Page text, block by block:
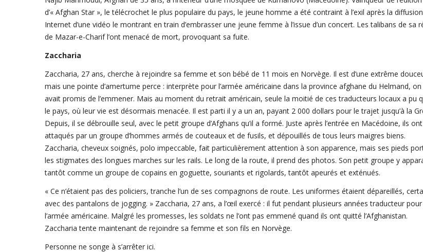
d’« Afghan Star », le télécrochet le plus populaire du pays, le jeune homme a été contraint à l’exil après la
Internet d’une vidéo le montrant en train d’embrasser une jeune femme à l’issue d’un concert. Les talibans de sa
de Mazar-e-Charif l’ont menacé de mort, provoquant sa fuite.
Zaccharia
Zaccharia, 27 ans, cherche à rejoindre sa femme et son bébé de 11 mois en Norvège. Il est d’une extrême
mais une pointe d’amertume perce : interprète pour l’armée américaine dans la province afghane du Helmand, on
avait promis de l’emmener. Mais au moment du retrait américain, seule la moitié de ces traducteurs locaux a pu
le pays, où leur vie est désormais menacée. Il est parti il y a un an, payant 2 000 dollars pour le trajet jusqu’à la
Depuis, il se débrouille seul, avec le petit groupe d’Afghans qu’il a formé. Juste après l’entrée en Macédoine, ils
attaqués par un groupe d’hommes armés de couteaux et de fusils, et dépouillés de tous leurs maigres biens.
Zaccharia, cheveux soignés, polo impeccable, fait particulièrement attention à son apparence, mais ses pieds
les stigmates des longues marches sur les rails. Le long de la route, il prend des photos. Son petit groupe y
tantôt comme un groupe de copains en goguette, souriants et rigolards, tantôt apeurés et exténués.
« Ce n’étaient pas des policiers, tranche l’un de ses compagnons de route. Les uniformes étaient dépareillés,
avec des pantalons de jogging. » Zaccharia, 27 ans, a l’œil exercé : il fut pendant plusieurs années traducteur pour
l’armée américaine. Malgré les promesses, les soldats ne l’ont pas emmené quand ils ont quitté l’Afghanistan.
Zaccharia tente maintenant de rejoindre sa femme et son fils en Norvège.
Personne ne songe à s’arrêter ici.